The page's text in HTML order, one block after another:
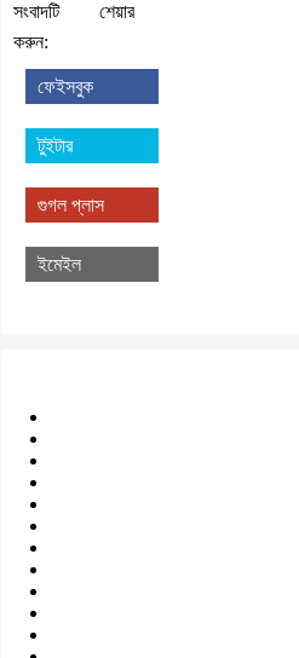
সংবাদটি শেয়ার
করুন:
ফেইসবুক
টুইটার
গুগল প্লাস
ইমেইল